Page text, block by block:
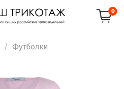
0
Футболки